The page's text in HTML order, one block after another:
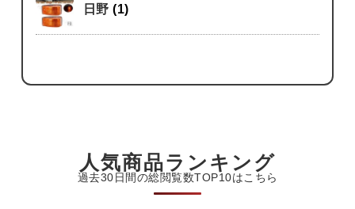
日野(1)
人気商品ランキング
過去30日間の総閲覧数TOP10はこちら